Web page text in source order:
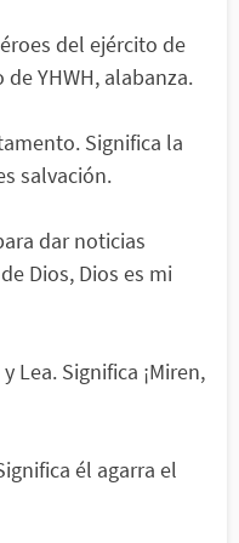
del ejército de
YHWH, alabanza.
Significa la
salvación.
dar noticias
Dios, Dios es mi
Lea. Significa ¡Miren,
él agarra el